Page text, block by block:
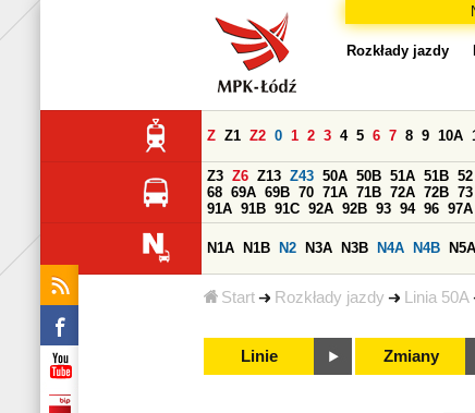
Start Rozkłady jazdy Linia 50A
Rozkłady jazdy
Z Z1 Z2 0 1 2 3 4 5 6 7 8 9 10A
Z3 Z6 Z13 Z43 50A 50B 51A 51B 52
68 69A 69B 70 71A 71B 72A 72B 73
91A 91B 91C 92A 92B 93 94 96 97A
N1A N1B N2 N3A N3B N4A N4B N5A
Linie Zmiany